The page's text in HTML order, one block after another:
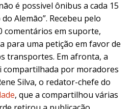
é possivel ônibus a cada 15
Alemāo”. Recebeu pelo
comentários em suporte,
para uma petição em favor de
transportes. Em afronta, a
compartilhada por moradores
Silva, o redator-chefe do
, que a compartilhou várias